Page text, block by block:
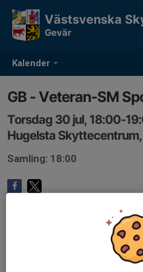
Kalender
Gevär
GB - Veteran-SM
Torsdag 30 jul, 18:00-
Hugelsta
Samling: 18:00